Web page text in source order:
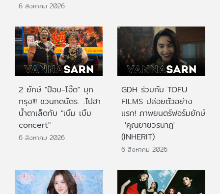
6 สิงหาคม 2026
2 ยักษ์ "ป๊อบ-โอ๊ต" บุก
กรุง!!! ชวนกดบัตร. ..ไปฮา
น้ำตาเล็ดกับ "เบิ้ม เบิ้ม
concert"
6 สิงหาคม 2026
GDH ร่วมกับ TOFU
FILMS ปล่อยตัวอย่าง
แรก! ภาพยนตร์ฟอร์มยักษ์
'คุณยายวรนาฏ'
(INHERIT)
6 สิงหาคม 2026